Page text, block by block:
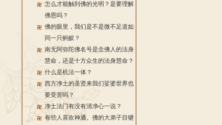
怎么才能触到佛的光明？是要理解
佛恩吗？
佛的眼里，我们是不是微不足道如
同一只蚂蚁？
南无阿弥陀佛名号是念佛人的法身
慧命，还是十方众生的法身慧命？
什么是机法一体？
西方净土的圣贤来我们娑婆世界也
要受苦吗？
净土法门有没有清净心一说？
有些人喜欢神通。佛的大弟子目犍